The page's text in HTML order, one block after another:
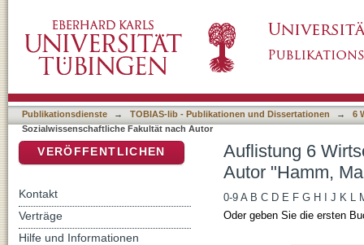
Publikationsdienste → TOBIAS-lib - Publikationen und Dissertationen →
6
Sozialwissenschaftliche Fakultät nach Autor
Auflistung 6
Autor "Hamm,
0-9 A B C D E F G H J K L
Oder geben Sie die ersten
VERÖFFENTLICHEN
Kontakt
Verträge
Hilfe und Informationen